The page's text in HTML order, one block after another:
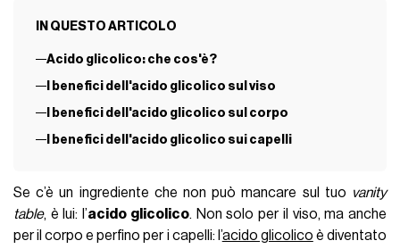
IN QUESTO ARTICOLO
Acido glicolico: che cos'è?
I benefici dell'acido glicolico sul viso
I benefici dell'acido glicolico sul corpo
I benefici dell'acido glicolico sui capelli
Se c’è un ingrediente che non può mancare sul tuo vanity
table, è lui: l’acido glicolico. Non solo per il viso, ma anche
per il corpo e perfino per i capelli: l’acido glicolico è diventato